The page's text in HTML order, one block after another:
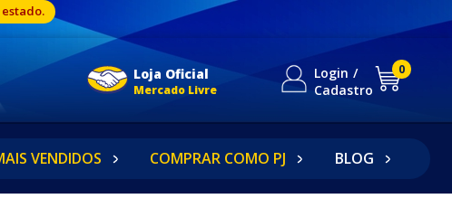
Loja Oficial
Mercado Livre
Login
Cadastro
0
VENDIDOS COMPRAR COMO PJ BLOG